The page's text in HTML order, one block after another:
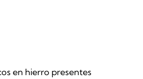
en hierro presentes